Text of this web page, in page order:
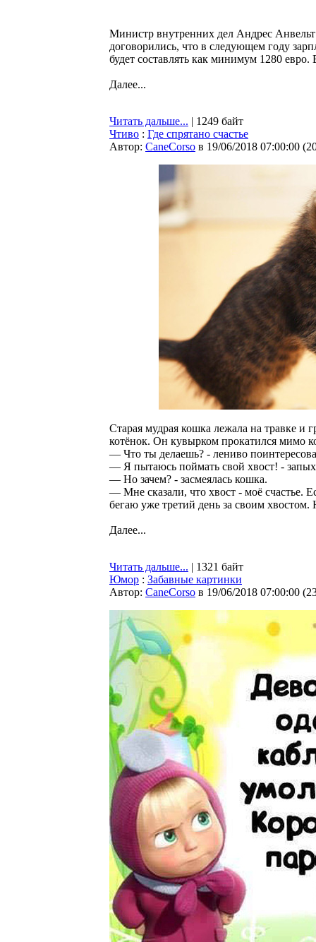
Министр внутренних дел Андрес
договорились, что в следующем году
будет составлять как минимум 1280
Далее...
Читать дальше... | 1249 байт
Чтиво : Где спрятано счастье
Автор: CaneCorso в 19/06/2018 07:00:00 (
Старая мудрая кошка лежала на травке и
котёнок. Он кувырком прокатился мимо
— Что ты делаешь? - лениво
— Я пытаюсь поймать свой хвост! -
— Но зачем? - засмеялась кошка.
— Мне сказали, что хвост - моё счастье.
бегаю уже третий день за своим хвостом.
Далее...
Читать дальше... | 1321 байт
Юмор : Забавные картинки
Автор: CaneCorso в 19/06/2018 07:00:00 (